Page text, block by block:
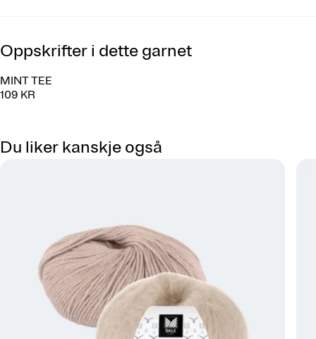
Oppskrifter i dette garnet
MINT TEE
109 KR
Du liker kanskje også